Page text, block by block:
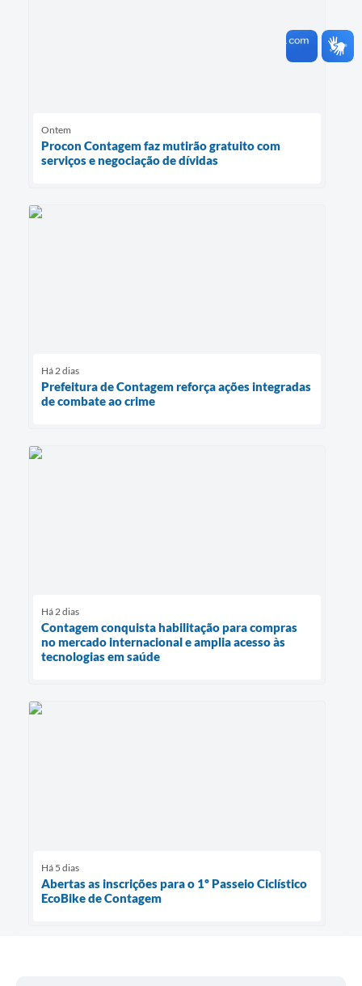
Ontem
Procon Contagem faz mutirão gratuito com
serviços e negociação de dívidas
Há 2 dias
Prefeitura de Contagem reforça ações integradas
de combate ao crime
Há 2 dias
Contagem conquista habilitação para compras
no mercado internacional e amplia acesso às
tecnologias em saúde
Há 5 dias
Abertas as inscrições para o 1º Passeio Ciclístico
EcoBike de Contagem